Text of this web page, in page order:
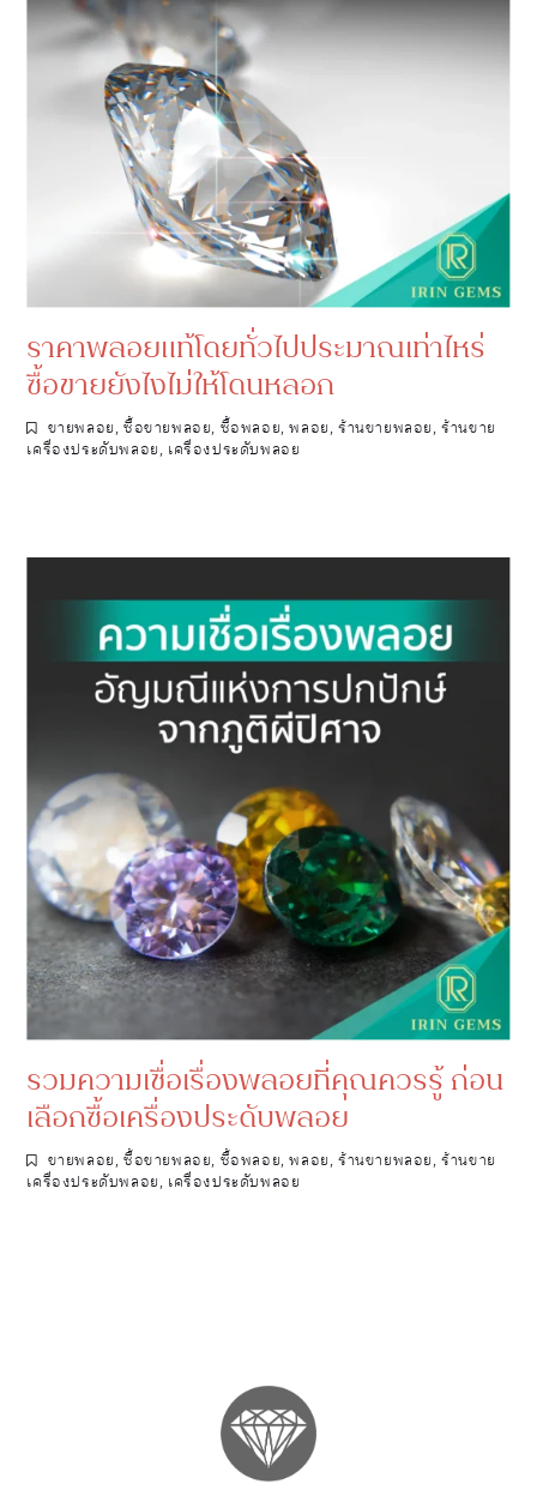
ราคาพลอยแท้โดยทั่วไปประมาณเท่าไหร่
ซื้อขายยังไงไม่ให้โดนหลอก
ขายพลอย,ซื้อขายพลอย, ซื้อพลอย,พลอย,ร้านขายพลอย,ร้านขาย
เครื่องประดับพลอย, เครื่องประดับพลอย
รวมความเชื่อเรื่องพลอยที่คุณควรรู้ ก่อน
เลือกซื้อเครื่องประดับพลอย
ขายพลอย,ซื้อขายพลอย, ซื้อพลอย,พลอย,ร้านขายพลอย,ร้านขาย
เครื่องประดับพลอย, เครื่องประดับพลอย